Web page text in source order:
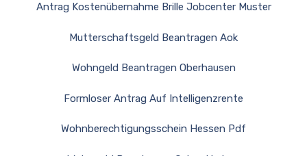
Antrag Kostenübernahme Brille Jobcenter Muster
Mutterschaftsgeld Beantragen Aok
Wohngeld Beantragen Oberhausen
Formloser Antrag Auf Intelligenzrente
Wohnberechtigungsschein Hessen Pdf